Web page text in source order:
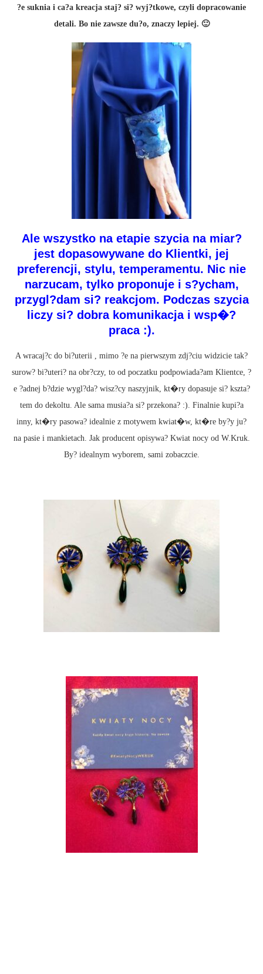
?e suknia i ca?a kreacja staj? si? wyj?tkowe, czyli dopracowanie
detali. Bo nie zawsze du?o, znaczy lepiej. 🙂
Ale wszystko na etapie szycia na miar?
jest dopasowywane do Klientki, jej
preferencji, stylu, temperamentu. Nic nie
narzucam, tylko proponuje i s?ycham,
przygl?dam si? reakcjom. Podczas szycia
liczy si? dobra komunikacja i wsp�?
praca :).
A wracaj?c do bi?uterii , mimo ?e na pierwszym zdj?ciu widzicie tak?
surow? bi?uteri? na obr?czy, to od poczatku podpowiada?am Klientce, ?
e ?adnej b?dzie wygl?da? wisz?cy naszyjnik, kt�ry dopasuje si? kszta?
tem do dekoltu. Ale sama musia?a si? przekona? :). Finalnie kupi?a
inny, kt�ry pasowa? idealnie z motywem kwiat�w, kt�re by?y ju?
na pasie i mankietach. Jak producent opisywa? Kwiat nocy od W.Kruk.
By? idealnym wyborem, sami zobaczcie.